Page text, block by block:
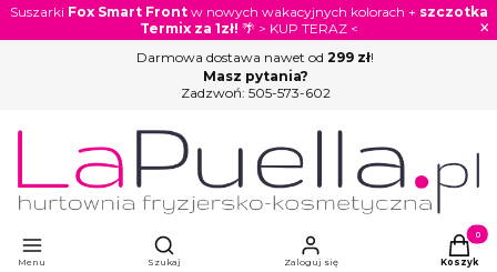
Suszarki Fox Smart Frontw nowych wakacyjnych kolorach + szczotka
Termix za 1zł! 🌴 > KUP TERAZ < ×
Darmowa dostawa nawet od 299 zł!
Masz pytania?
Zadzwoń: 505-573-602
Menu
Otwórz wyszukiwarkę
Szukaj Zaloguj się Koszyk